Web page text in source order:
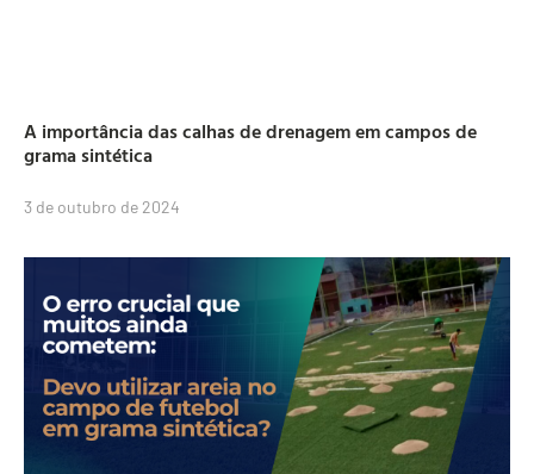
A importância das calhas de drenagem em campos de
grama sintética
3 de outubro de 2024